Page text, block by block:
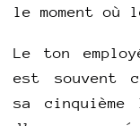
le moment où
Le ton
est souvent
sa